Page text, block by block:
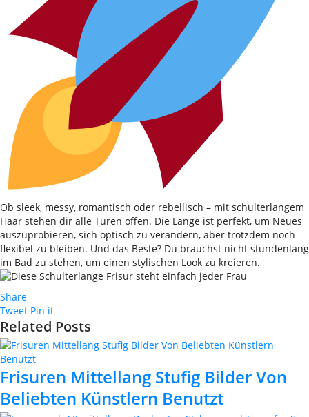
Ob sleek, messy, romantisch oder rebellisch – mit schulterlangem
Haar stehen dir alle Türen offen. Die Länge ist perfekt, um Neues
auszuprobieren, sich optisch zu verändern, aber trotzdem noch
flexibel zu bleiben. Und das Beste? Du brauchst nicht stundenlang
im Bad zu stehen, um einen stylischen Look zu kreieren.
Share
Tweet Pin it
Related Posts
Frisuren Mittellang Stufig Bilder Von
Beliebten Künstlern Benutzt